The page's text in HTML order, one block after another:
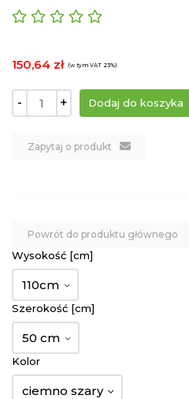
150,64 zł (w tym VAT 23%)
- +
Zapytaj o produkt
Powrót do produktu głównego
Wysokość [cm]
110cm
Szerokość [cm]
50 cm
Kolor
ciemno szary